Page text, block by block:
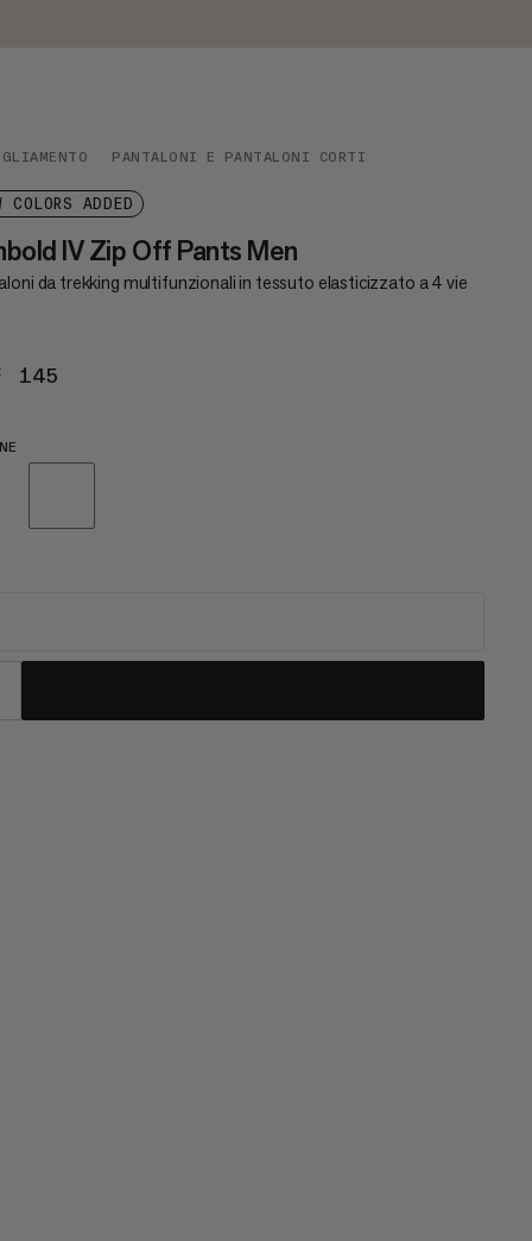
PANTALONI E PANTALONI CORTI
COLORS ADDED
IV Zip Off Pants Men
da trekking multifunzionali in tessuto elasticizzato a 4 vie
145